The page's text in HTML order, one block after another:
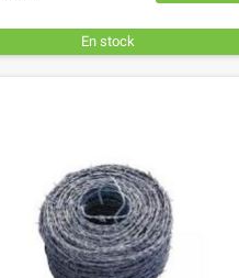
TORSE FIL 7
MM
MANILLE
En stock